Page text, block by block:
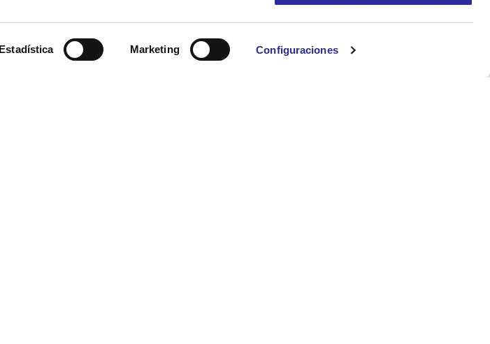
Estadística Marketing Configuraciones